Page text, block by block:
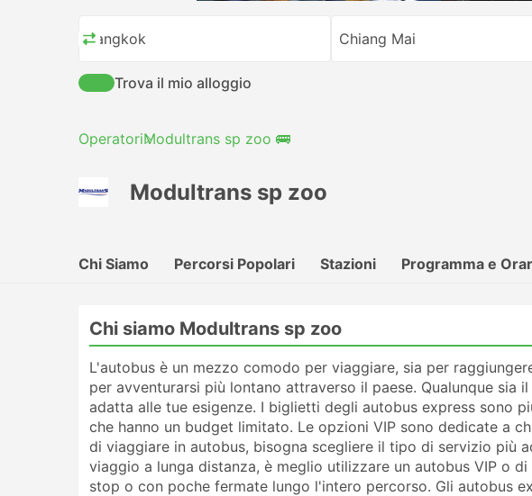
Bangkok Chiang Mai
Trova il mio alloggio
OperatoriModultrans sp zoo 🚌
Modultrans sp zoo
Chi Siamo
Percorsi Popolari Stazioni Programma e
Chi siamo Modultrans sp zoo
L'autobus è un mezzo comodo per viaggiare, sia per
per avventurarsi più lontano attraverso il paese. Qualunque sia
adatta alle tue esigenze. I biglietti degli autobus express sono
che hanno un budget limitato. Le opzioni VIP sono dedicate a
di viaggiare in autobus, bisogna scegliere il tipo di servizio più
viaggio a lunga distanza, è meglio utilizzare un autobus VIP o
stop o con poche fermate lungo l'intero percorso. Gli autobus